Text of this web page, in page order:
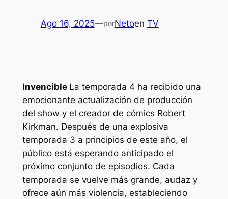
Ago 16, 2025—porNetoen TV
Invencible La temporada 4 ha recibido una
emocionante actualización de producción
del show y el creador de cómics Robert
Kirkman. Después de una explosiva
temporada 3 a principios de este año, el
público está esperando anticipado el
próximo conjunto de episodios. Cada
temporada se vuelve más grande, audaz y
ofrece aún más violencia, estableciendo